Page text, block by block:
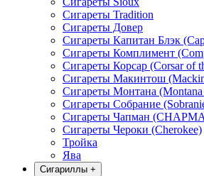
Сигареты Tradition
Сигареты Довер
Сигареты Капитан Блэк
Сигареты Комплимент
Сигареты Корсар (Corsar of
Сигареты Макинтош
Сигареты Монтана (Montana
Сигареты Собрание
Сигареты Чапман
Сигареты Чероки (Cherokee)
Тройка
Ява
Сигариллы +